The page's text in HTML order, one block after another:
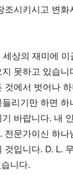
조시키시고 변
상의 재미에
못하고 있습
에서 벗어나
리기만 하면
바랍니다. 내
전문가이신 하
입니다. D. L.
니다.